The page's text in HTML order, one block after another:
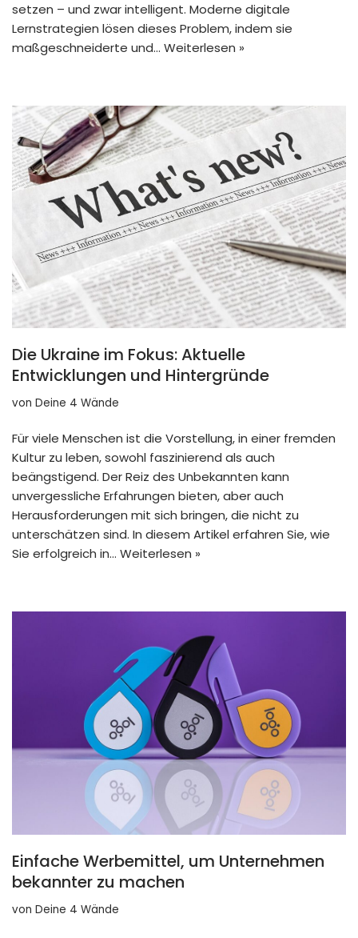
setzen – und zwar intelligent. Moderne digitale
Lernstrategien lösen dieses Problem, indem sie
maßgeschneiderte und… Weiterlesen »
Die Ukraine im Fokus: Aktuelle
Entwicklungen und Hintergründe
von Deine 4 Wände
Für viele Menschen ist die Vorstellung, in einer fremden
Kultur zu leben, sowohl faszinierend als auch
beängstigend. Der Reiz des Unbekannten kann
unvergessliche Erfahrungen bieten, aber auch
Herausforderungen mit sich bringen, die nicht zu
unterschätzen sind. In diesem Artikel erfahren Sie, wie
Sie erfolgreich in… Weiterlesen »
Einfache Werbemittel, um Unternehmen
bekannter zu machen
von Deine 4 Wände